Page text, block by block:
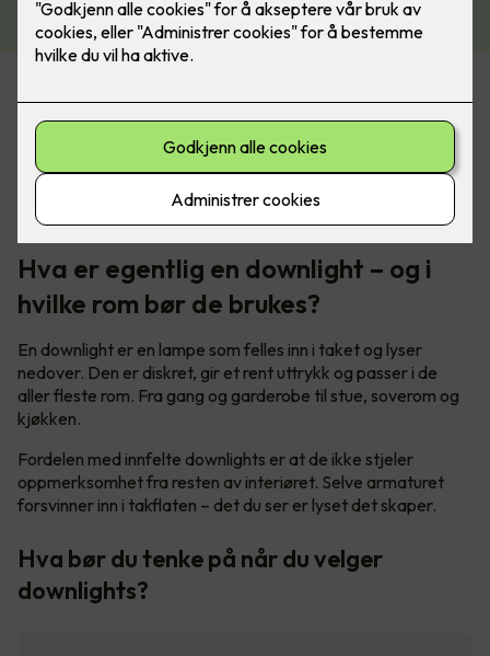
du pusser opp eller renoverer, er det lett å prioritere fliser,
overflater og møbler, mens lyset ofte havner nederst på
lista. Det er synd, for riktig belysning er faktisk det som
Hva er egentlig en downlight – og i
hvilke rom bør de brukes?
En downlight er en lampe som felles inn i taket og lyser
nedover. Den er diskret, gir et rent uttrykk og passer i de
aller fleste rom. Fra gang og garderobe til stue, soverom og
kjøkken.
Fordelen med innfelte downlights er at de ikke stjeler
oppmerksomhet fra resten av interiøret. Selve armaturet
forsvinner inn i takflaten – det du ser er lyset det skaper.
Hva bør du tenke på når du velger
downlights?